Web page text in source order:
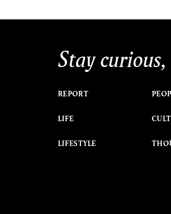
Stay
REPORT
LIFE
LIFESTYLE